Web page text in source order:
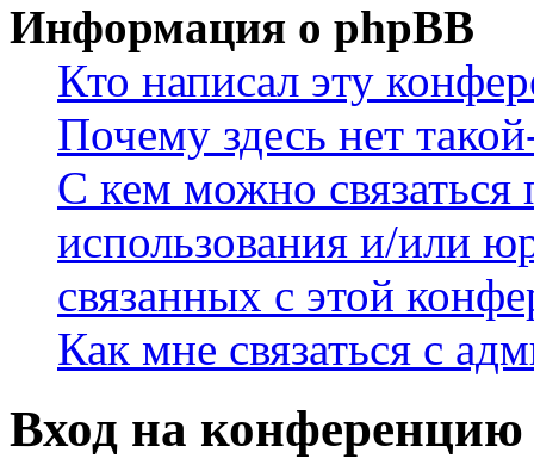
Информация о phpBB
Кто написал эту
Почему здесь нет
С кем можно связаться
использования и/или
связанных с этой
Как мне связаться с
Вход на конференцию